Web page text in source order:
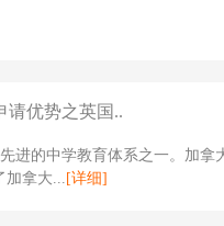
请优势之英国..
进的中学教育体系之一。加拿
加拿大... [详细]